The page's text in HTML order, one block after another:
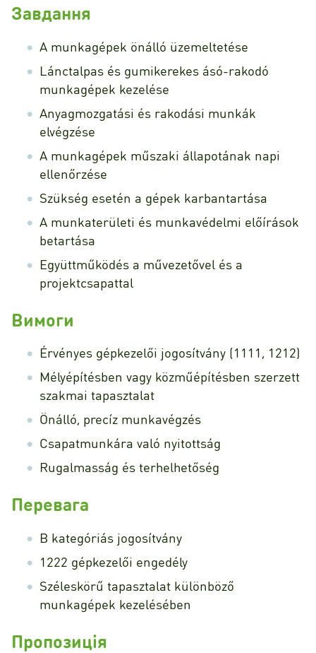
Завдання
A munkagépek önálló üzemeltetése
Lánctalpas és gumikerekes ásó-rakodó
munkagépek kezelése
Anyagmozgatási és rakodási munkák
elvégzése
A munkagépek műszaki állapotának napi
ellenőrzése
Szükség esetén a gépek karbantartása
A munkaterületi és munkavédelmi előírások
betartása
Együttműködés a művezetővel és a
projektcsapattal
Вимоги
Érvényes gépkezelői jogosítvány (1111, 1212)
Mélyépítésben vagy közműépítésben szerzett
szakmai tapasztalat
Önálló, precíz munkavégzés
Csapatmunkára való nyitottság
Rugalmasság és terhelhetőség
Перевага
B kategóriás jogosítvány
1222 gépkezelői engedély
Széleskörű tapasztalat különböző
munkagépek kezelésében
Пропозиція